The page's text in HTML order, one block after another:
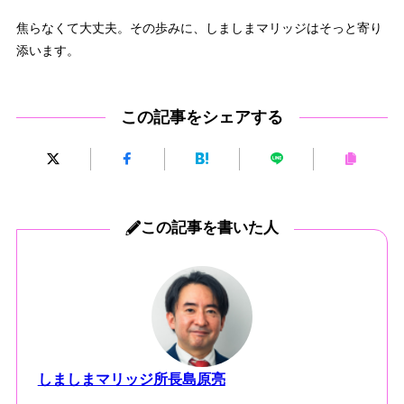
焦らなくて大丈夫。その歩みに、しましまマリッジはそっと寄り
添います。
この記事をシェアする
この記事を書いた人
しましまマリッジ所長島原亮